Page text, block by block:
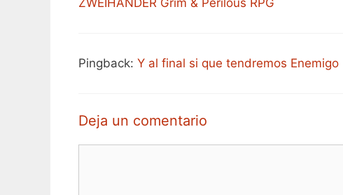
ZWEIHÄNDER Grim & Perilous RPG
Pingback: Y al final si que tendremos Enemigo
Deja un comentario